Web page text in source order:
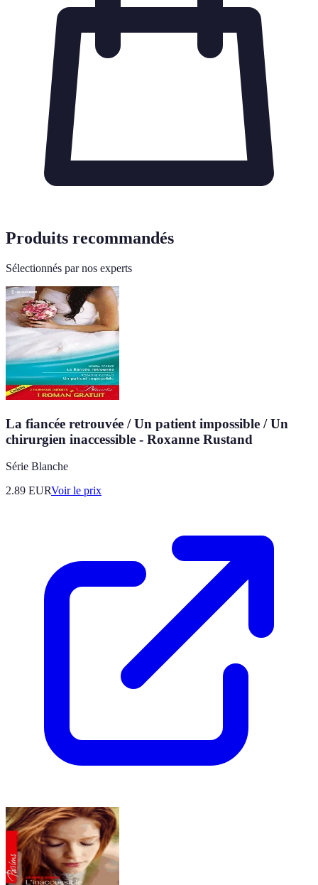
Produits recommandés
Sélectionnés par nos experts
La fiancée retrouvée / Un patient impossible / Un
chirurgien inaccessible - Roxanne Rustand
Série Blanche
2.89 EURVoir le prix